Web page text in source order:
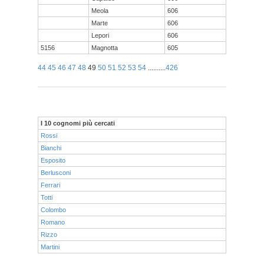
Meola
606
Marte
606
Lepori
606
5156
Magnotta 605
44 45 46 47 48 49 50 51 52 53 54 426
I 10 cognomi più cercati
Rossi
Bianchi
Esposito
Berlusconi
Ferrari
Totti
Colombo
Romano
Rizzo
Martini